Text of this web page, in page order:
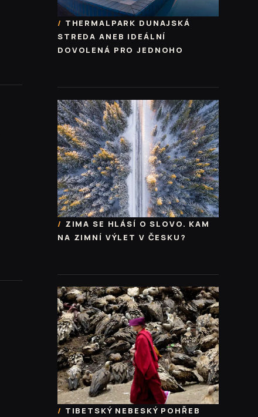
THERMALPARK DUNAJSKÁ
STREDA ANEB IDEÁLNÍ
DOVOLENÁ PRO JEDNOHO
ZIMA SE HLÁSÍ O SLOVO. KAM
NA ZIMNÍ VÝLET V ČESKU?
TIBETSKÝ NEBESKÝ POHŘEB